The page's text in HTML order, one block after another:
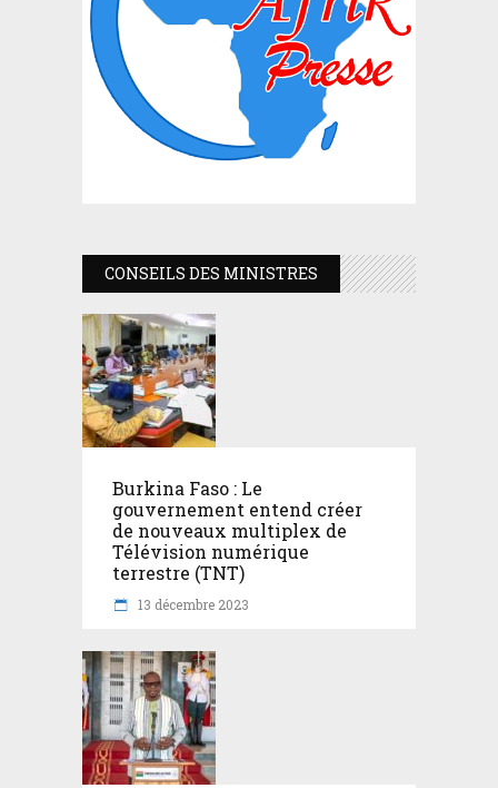
CONSEILS DES MINISTRES
Burkina Faso : Le
gouvernement entend créer
de nouveaux multiplex de
Télévision numérique
terrestre (TNT)
13 décembre 2023